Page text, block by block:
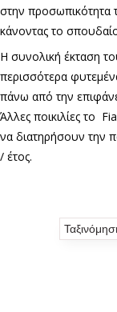
στην προσωπικότητα
κάνοντας το
Η συνολική έκταση
περισσότερα
πάνω από την
Άλλες ποικιλίες το
να διατηρήσουν την
/ έτος.